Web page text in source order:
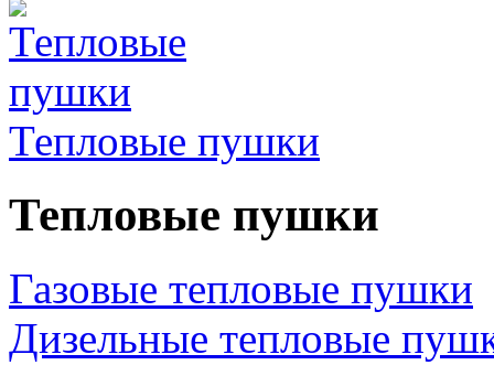
Тепловые пушки
Тепловые пушки
Газовые тепловые пушки
Дизельные тепловые